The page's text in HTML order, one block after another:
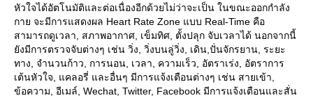
หัวใจได้อัตโนมัติและต่อเนื่องอีกด้วยไม่ว่าจะเป็น ในขณะออกกำลัง
กาย จะมีการแสดงผล Heart Rate Zone แบบ Real-Time คือ
สามารถดูเวลา, สภาพอากาศ, เข็มทิศ, ตั้งปลุก จับเวลาได้ นอกจากนี้
ังมีการตรวจจับต่างๆ เช่น วิ่ง, วิ่งบนลู่วิ่ง, เดิน,ปั่นจักรยาน, ระยะ
ทาง, จำนวนก้าว, การนอน, เวลา, ความเร็ว, อัตราเร่ง, อัตราการ
เต้นหัวใจ, แคลอรี่ และอื่นๆ มีการแจ้งเตือนต่างๆ เช่น สายเข้า,
ข้อความ, อีเมล์, Wechat, Twitter, Facebook มีการแจ้งเตือนและสั่น